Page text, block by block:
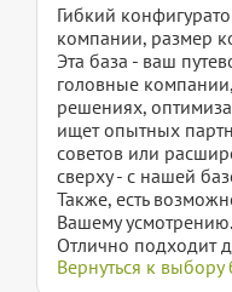
Гибкий
компании, размер
Эта база - ваш
головные
решениях,
ищет опытных
советов или
сверху - с нашей
Также, есть
Вашему
Отлично подходит
Вернуться к выбору